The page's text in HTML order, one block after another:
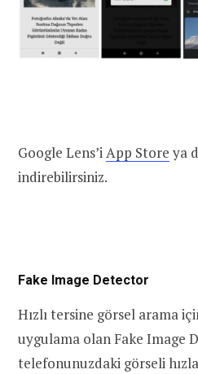
Google Lens’i App Store ya
indirebilirsiniz.
Fake Image Detector
Hızlı tersine görsel arama
uygulama olan Fake Image
telefonunuzdaki görseli